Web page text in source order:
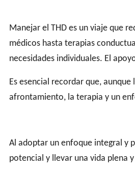
Manejar el THD es un viaje que
médicos hasta terapias
necesidades individuales. El
Es esencial recordar que, aunque
afrontamiento, la terapia y un
Al adoptar un enfoque integral y
potencial y llevar una vida plena